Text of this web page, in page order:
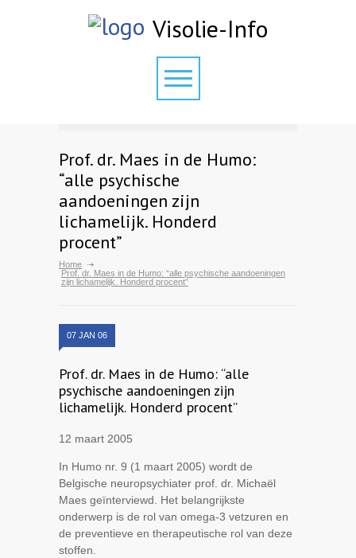
Visolie-Info
Prof. dr. Maes in de Humo:
“alle psychische
aandoeningen zijn
lichamelijk. Honderd
procent”
Home
Prof. dr. Maes in de Humo: “alle psychische aandoeningen
zijn lichamelijk. Honderd procent”
07 JAN 06
Prof. dr. Maes in de Humo: “alle
psychische aandoeningen zijn
lichamelijk. Honderd procent”
12 maart 2005
In Humo nr. 9 (1 maart 2005) wordt de
Belgische neuropsychiater prof. dr. Michaël
Maes geïnterviewd. Het belangrijkste
onderwerp is de rol van omega-3 vetzuren en
de preventieve en therapeutische rol van deze
stoffen.